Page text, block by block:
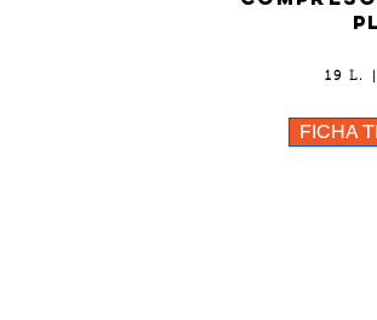
19 L.
FICHA